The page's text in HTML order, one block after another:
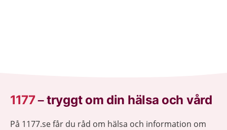
1177–tryggt om din hälsa och vård
På 1177.se får du råd om hälsa och information om